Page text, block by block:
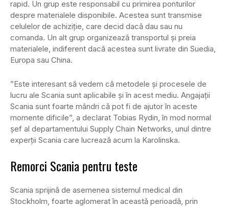
rapid. Un grup este responsabil cu primirea ponturilor
despre materialele disponibile. Acestea sunt transmise
celulelor de achiziție, care decid dacă dau sau nu
comanda. Un alt grup organizează transportul și preia
materialele, indiferent dacă acestea sunt livrate din Suedia,
Europa sau China.
”Este interesant să vedem că metodele și procesele de
lucru ale Scania sunt aplicabile și în acest mediu. Angajații
Scania sunt foarte mândri că pot fi de ajutor în aceste
momente dificile”, a declarat Tobias Rydin, în mod normal
șef al departamentului Supply Chain Networks, unul dintre
experții Scania care lucrează acum la Karolinska.
Remorci Scania pentru teste
Scania sprijină de asemenea sistemul medical din
Stockholm, foarte aglomerat în această perioadă, prin